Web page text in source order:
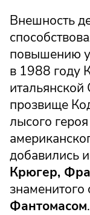
Внешность
повышению
в 1988 году
прозвище
лысого
добавились
Крюгер,
знаменитого
Фантомасом.